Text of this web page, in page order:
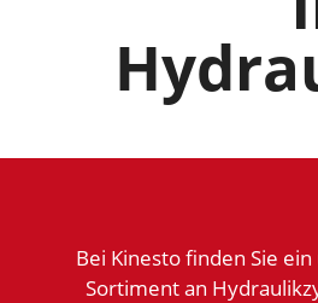
Bei Kinesto finden Sie
Sortiment an